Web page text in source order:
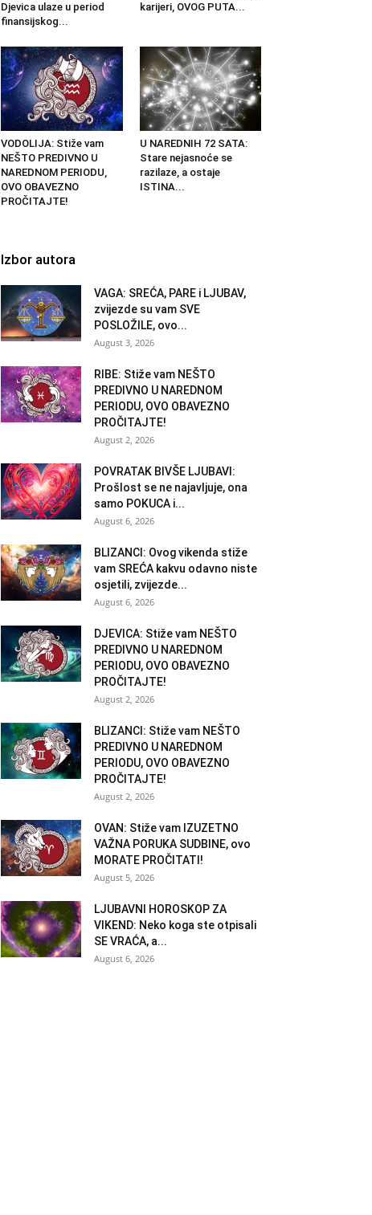
Djevica ulaze u period
finansijskog...
karijeri, OVOG PUTA...
VODOLIJA: Stiže vam
NEŠTO PREDIVNO U
NAREDNOM PERIODU,
OVO OBAVEZNO
PROČITAJTE!
U NAREDNIH 72 SATA:
Stare nejasnoće se
razilaze, a ostaje
ISTINA...
Izbor autora
VAGA: SREĆA, PARE i LJUBAV,
zvijezde su vam SVE
POSLOŽILE, ovo...
August 3, 2026
RIBE: Stiže vam NEŠTO
PREDIVNO U NAREDNOM
PERIODU, OVO OBAVEZNO
PROČITAJTE!
August 2, 2026
POVRATAK BIVŠE LJUBAVI:
Prošlost se ne najavljuje, ona
samo POKUCA i...
August 6, 2026
BLIZANCI: Ovog vikenda stiže
vam SREĆA kakvu odavno niste
osjetili, zvijezde...
August 6, 2026
DJEVICA: Stiže vam NEŠTO
PREDIVNO U NAREDNOM
PERIODU, OVO OBAVEZNO
PROČITAJTE!
August 2, 2026
BLIZANCI: Stiže vam NEŠTO
PREDIVNO U NAREDNOM
PERIODU, OVO OBAVEZNO
PROČITAJTE!
August 2, 2026
OVAN: Stiže vam IZUZETNO
VAŽNA PORUKA SUDBINE, ovo
MORATE PROČITATI!
August 5, 2026
LJUBAVNI HOROSKOP ZA
VIKEND: Neko koga ste otpisali
SE VRAĆA, a...
August 6, 2026